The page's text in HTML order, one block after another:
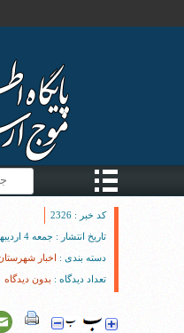
کد خبر : 2326
تاریخ انتشار : جمعه 4 اردیبهشت 1394 - 13:02
دسته بندی : اخبار
تعداد دیدگاه : بدون دیدگاه